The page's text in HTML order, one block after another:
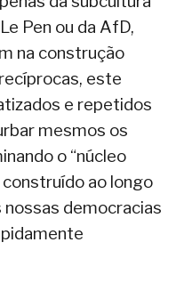
Pen ou da AfD,
na construção
este
e repetidos
mesmos os
o “núcleo
ao longo
nossas democracias